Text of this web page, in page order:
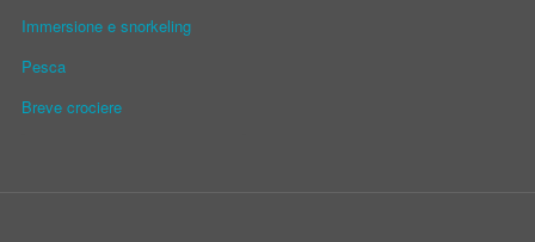
Immersione e snorkeling
Pesca
Breve crociere